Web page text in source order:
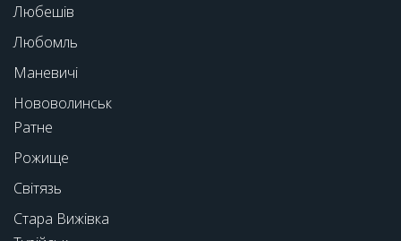
Любешів
Любомль
Маневичі
Нововолинськ
Ратне
Рожище
Світязь
Стара Вижівка